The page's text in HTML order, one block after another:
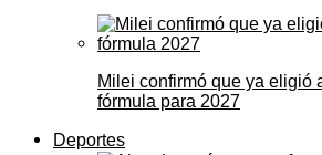
Milei confirmó que ya eligió
fórmula para 2027
Deportes